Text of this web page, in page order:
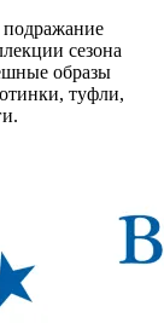
подражание
сезона
образы
туфли,